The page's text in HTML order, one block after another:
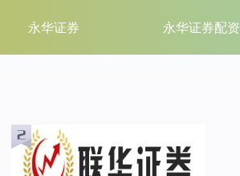
永华证券 永华证券配资